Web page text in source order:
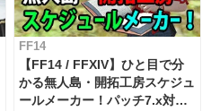
FF14
【FF14 / FFXIV】ひと目で分
かる無人島・開拓工房スケジュ
ールメーカー！パッチ7.x対応